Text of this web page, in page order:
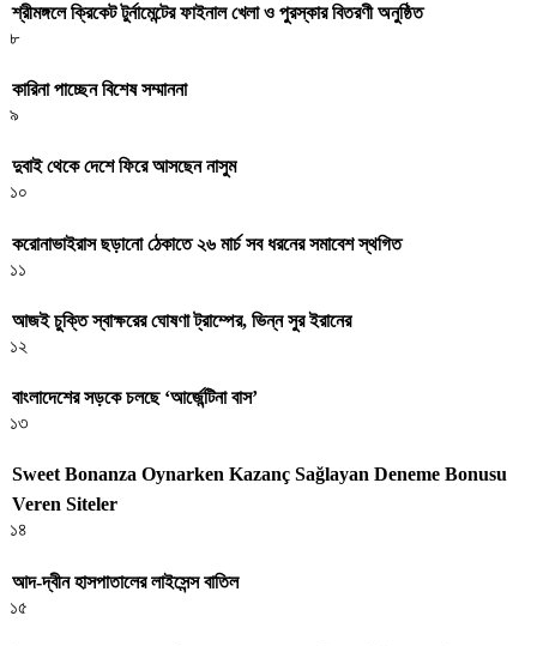
শ্রীমঙ্গলে ক্রিকেট টুর্নামেন্টের ফাইনাল খেলা ও পুরস্কার বিতরণী অনুষ্ঠিত
৮
কারিনা পাচ্ছেন বিশেষ সম্মাননা
৯
দুবাই থেকে দেশে ফিরে আসছেন নাসুম
১০
করোনাভাইরাস ছড়ানো ঠেকাতে ২৬ মার্চ সব ধরনের সমাবেশ স্থগিত
১১
আজই চুক্তি স্বাক্ষরের ঘোষণা ট্রাম্পের, ভিন্ন সুর ইরানের
১২
বাংলাদেশের সড়কে চলছে ‘আর্জেন্টিনা বাস’
১৩
Sweet Bonanza Oynarken Kazanç Sağlayan Deneme Bonusu
Veren Siteler
১৪
আদ-দ্বীন হাসপাতালের লাইসেন্স বাতিল
১৫